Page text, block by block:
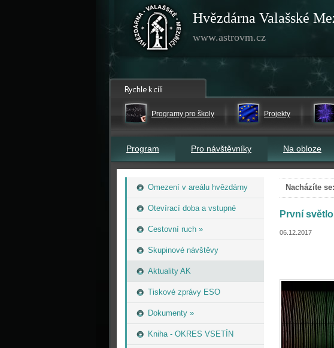
Hvězdárna Valašské
www.astrovm.cz
Programy pro školy Projekty
Program Pro návštěvníky Na obloze
Omezení v areálu hvězdárny
Otevírací doba a vstupné
Cestovní ruch »
Skupinové návštěvy
Aktuality AK
Tiskové zprávy ESO
Dokumenty »
Kniha - OKRES VSETÍN
Nacházíte se:
První
06.12.2017